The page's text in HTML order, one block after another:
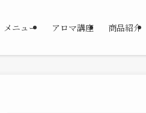
メニュー アロマ講座 商品紹介